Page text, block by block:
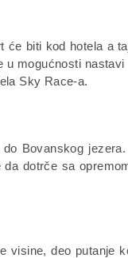
će biti kod hotela a
mogućnosti
Sky Race-a.
Bovanskog
dotrče sa
visine, deo putanje